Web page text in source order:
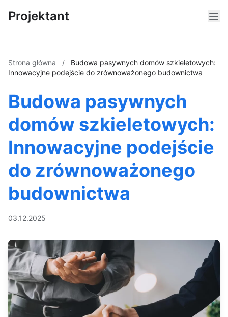
Projektant
Strona główna /
Budowa pasywnych domów szkieletowych:
Innowacyjne podejście do zrównoważonego budownictwa
Budowa pasywnych
domów szkieletowych:
Innowacyjne podejście
do zrównoważonego
budownictwa
03.12.2025